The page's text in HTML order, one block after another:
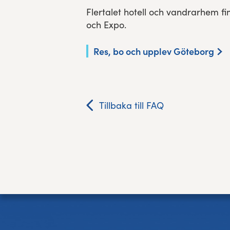
Flertalet hotell och vandrarhem
och Expo.
Res, bo och upplev Göteborg
Tillbaka till FAQ
Funktionär/Volontär